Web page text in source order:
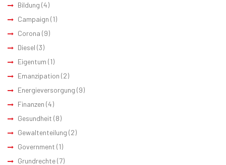
Bildung (4)
Campaign (1)
Corona (9)
Diesel (3)
Eigentum (1)
Emanzipation (2)
Energieversorgung (9)
Finanzen (4)
Gesundheit (8)
Gewaltenteilung (2)
Government (1)
Grundrechte(7)